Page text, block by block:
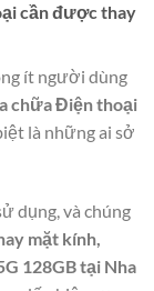
cần được thay
ít người dùng
chữa Điện thoại
là những ai sở
dụng, và chúng
mặt kính,
128GB tại Nha